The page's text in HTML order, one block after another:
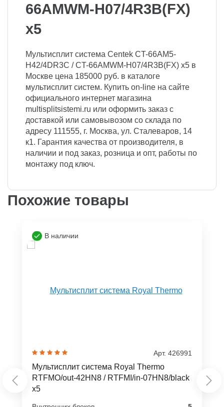
66AMWM-H07/4R3B(FX)
x5
Мультисплит система Centek CT-66AM5-
H42/4DR3C / CT-66AMWM-H07/4R3B(FX) x5 в
Москве цена 185000 руб. в каталоге
мультисплит систем. Купить on-line на сайте
официального интернет магазина
multisplitsistemi.ru или оформить заказ с
доставкой или самовывозом со склада по
адресу 111555, г. Москва, ул. Сталеваров, 14
к1. Гарантия качества от производителя, в
наличии и под заказ, розница и опт, работы по
монтажу под ключ.
Похожие товары
В наличии
Арт. 426991
Мультисплит система Royal Thermo
RTFMO/out-42HN8 / RTFMI/in-07HN8/black
x5